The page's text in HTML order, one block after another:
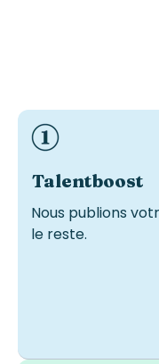
Talentboost
Nous publions
le reste.
Idéal si vous avez